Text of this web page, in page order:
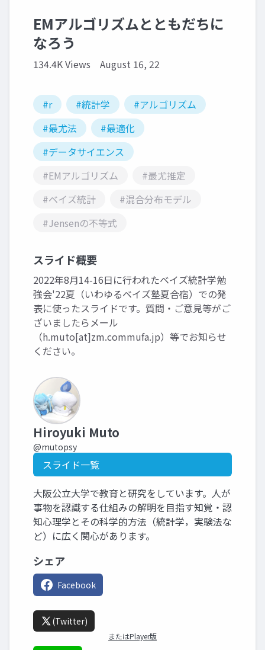
EMアルゴリズムとともだちに
なろう
134.4K Views August 16, 22
#r #統計学
#アルゴリズム
#最尤法
#最適化
#データサイエンス
#EMアルゴリズム
#最尤推定
#ベイズ統計
#混合分布モデル
#Jensenの不等式
スライド概要
2022年8月14-16日に行われたベイズ統計学勉
強会'22夏（いわゆるベイズ塾夏合宿）での発
表に使ったスライドです。質問・ご意見等がご
ざいましたらメール
（h.muto[at]zm.commufa.jp）等でお知らせ
ください。
Hiroyuki Muto
@mutopsy
スライド一覧
大阪公立大学で教育と研究をしています。人が
事物を認識する仕組みの解明を目指す知覚・認
知心理学とその科学的方法（統計学，実験法な
ど）に広く関心があります。
シェア
Facebook
(Twitter)
またはPlayer版